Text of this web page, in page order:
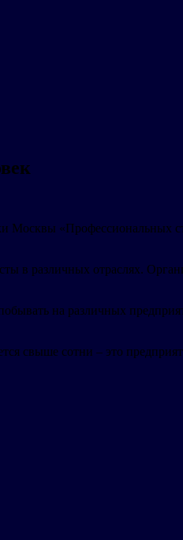
Москвы «Профессиональных
в различных отраслях.
на различных
свыше сотни – это